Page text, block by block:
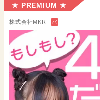
★ PREMIUM ★
株式会社MKR バ